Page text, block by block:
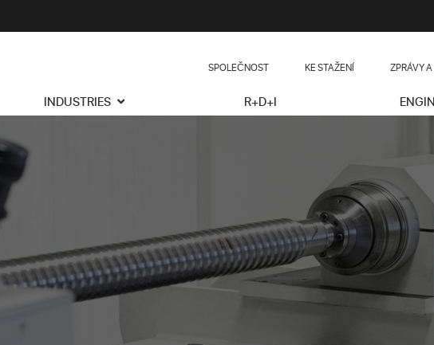
SPOLEČNOST KE STAŽENÍ ZPRÁVY
INDUSTRIES R+D+I